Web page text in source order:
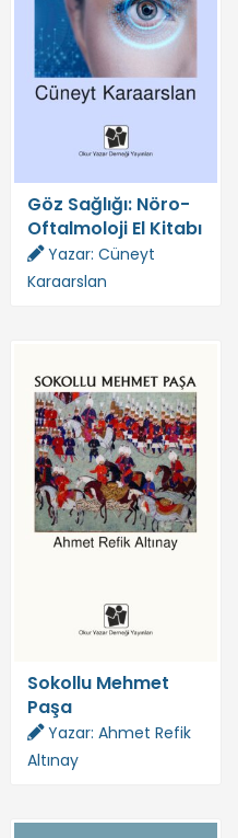
Göz Sağlığı: Nöro-
Oftalmoloji El Kitabı
Yazar: Cüneyt
Karaarslan
Sokollu Mehmet
Paşa
Yazar: Ahmet Refik
Altınay